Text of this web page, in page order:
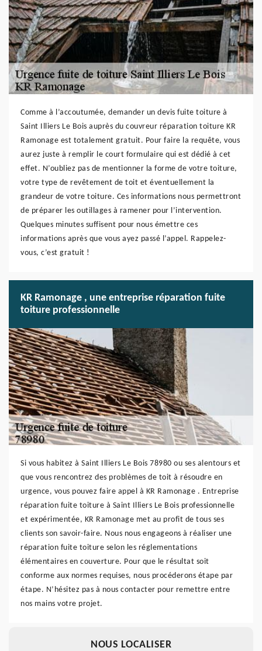
Comme à l’accoutumée, demander un devis fuite toiture à
Saint Illiers Le Bois auprès du couvreur réparation toiture KR
Ramonage est totalement gratuit. Pour faire la requête, vous
aurez juste à remplir le court formulaire qui est dédié à cet
effet. N’oubliez pas de mentionner la forme de votre toiture,
votre type de revêtement de toit et éventuellement la
grandeur de votre toiture. Ces informations nous permettront
de préparer les outillages à ramener pour l’intervention.
Quelques minutes suffisent pour nous émettre ces
informations après que vous ayez passé l’appel. Rappelez-
vous, c’est gratuit !
KR Ramonage , une entreprise réparation fuite
toiture professionnelle
Si vous habitez à Saint Illiers Le Bois 78980 ou ses alentours et
que vous rencontrez des problèmes de toit à résoudre en
urgence, vous pouvez faire appel à KR Ramonage . Entreprise
réparation fuite toiture à Saint Illiers Le Bois professionnelle
et expérimentée, KR Ramonage met au profit de tous ses
clients son savoir-faire. Nous nous engageons à réaliser une
réparation fuite toiture selon les réglementations
élémentaires en couverture. Pour que le résultat soit
conforme aux normes requises, nous procéderons étape par
étape. N’hésitez pas à nous contacter pour remettre entre
nos mains votre projet.
NOUS LOCALISER